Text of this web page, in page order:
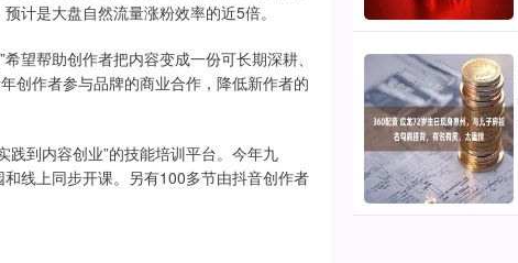
计是大盘自然流量涨粉效率的近5倍。
望帮助创作者把内容变成一份可长期深耕、
创作者参与品牌的商业合作，降低新作者的
践到内容创业”的技能培训平台。今年九
线上同步开课。另有100多节由抖音创作者